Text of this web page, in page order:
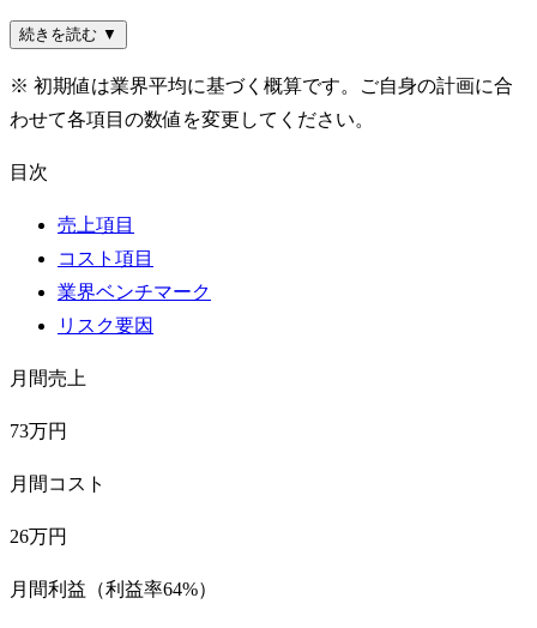
続きを読む ▼
※ 初期値は業界平均に基づく概算です。ご自身の計画に合
わせて各項目の数値を変更してください。
目次
売上項目
コスト項目
業界ベンチマーク
リスク要因
月間売上
73万円
月間コスト
26万円
月間利益（利益率64%）